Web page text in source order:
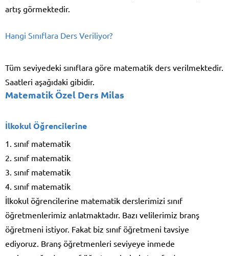
artış görmektedir.
Hangi Sınıflara Ders Veriliyor?
Tüm seviyedeki sınıflara göre matematik ders verilmektedir.
Saatleri aşağıdaki gibidir.
Matematik Özel Ders Milas
İlkokul Öğrencilerine
1. sınıf matematik
2. sınıf matematik
3. sınıf matematik
4. sınıf matematik
İlkokul öğrencilerine matematik derslerimizi sınıf
öğretmenlerimiz anlatmaktadır. Bazı velilerimiz branş
öğretmeni istiyor. Fakat biz sınıf öğretmeni tavsiye
ediyoruz. Branş öğretmenleri seviyeye inmede